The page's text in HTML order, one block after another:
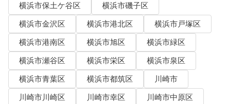
横浜市保土ケ谷区
横浜市磯子区
横浜市金沢区
横浜市港北区
横浜市戸塚区
横浜市港南区
横浜市旭区
横浜市緑区
横浜市瀬谷区
横浜市栄区
横浜市泉区
横浜市青葉区
横浜市都筑区
川崎市
川崎市川崎区
川崎市幸区
川崎市中原区